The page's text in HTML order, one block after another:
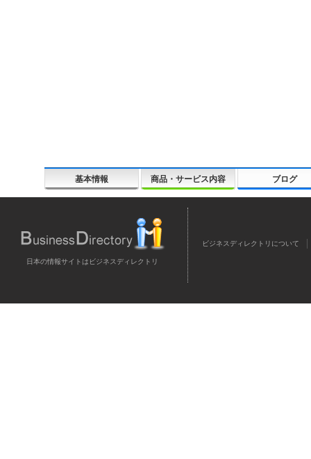
基本情報 商品・サービス内容 ブログ
日本の情報サイトはビジネスディレクトリ
ビジネスディレクトリについて